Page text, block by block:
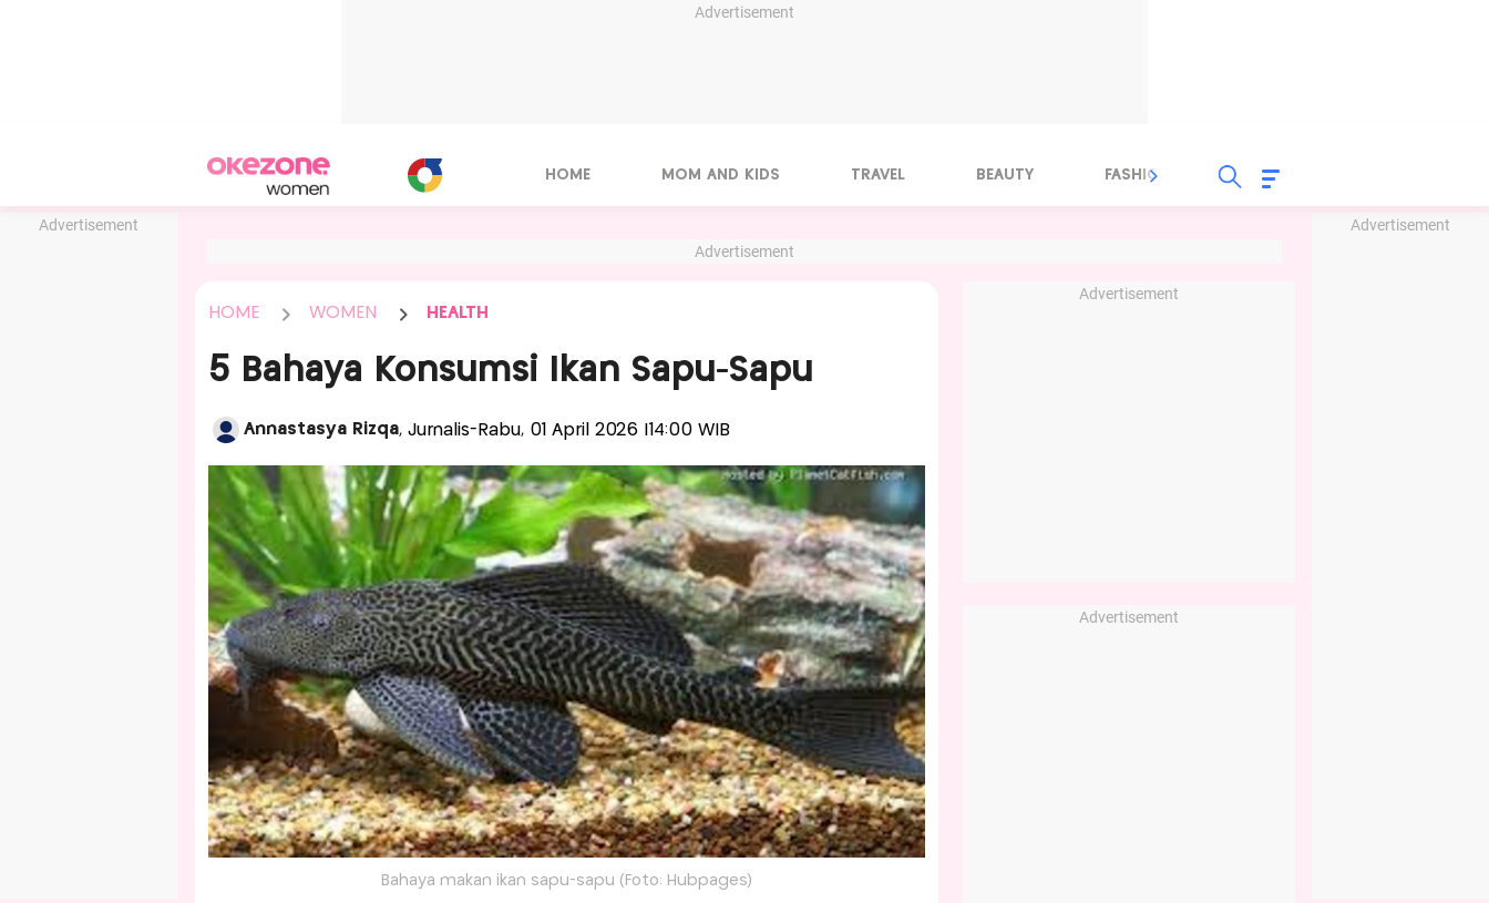
Advertisement
Advertisement Advertisement
HOME MOM AND KIDS TRAVEL BEAUTY FASHION FOOD
Advertisement
HOME WOMEN HEALTH
5 Bahaya Konsumsi Ikan Sapu-Sapu
Annastasya Rizqa, Jurnalis-Rabu, 01 April 2026 |14:00 WIB
Bahaya makan ikan sapu-sapu (Foto: Hubpages)
Advertisement
Advertisement